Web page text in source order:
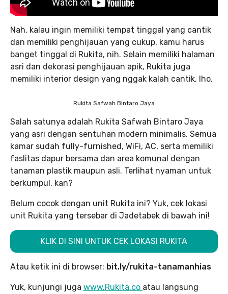
Nah, kalau ingin memiliki tempat tinggal yang cantik
dan memiliki penghijauan yang cukup, kamu harus
banget tinggal di Rukita, nih. Selain memiliki halaman
asri dan dekorasi penghijauan apik, Rukita juga
memiliki interior design yang nggak kalah cantik, lho.
Rukita Safwah Bintaro Jaya
Salah satunya adalah Rukita Safwah Bintaro Jaya
yang asri dengan sentuhan modern minimalis. Semua
kamar sudah fully-furnished, WiFi, AC, serta memiliki
faslitas dapur bersama dan area komunal dengan
tanaman plastik maupun asli. Terlihat nyaman untuk
berkumpul, kan?
Belum cocok dengan unit Rukita ini? Yuk, cek lokasi
unit Rukita yang tersebar di Jadetabek di bawah ini!
KLIK DI SINI UNTUK CEK LOKASI RUKITA
Atau ketik ini di browser: bit.ly/rukita-tanamanhias
Yuk, kunjungi juga www.Rukita.co atau langsung